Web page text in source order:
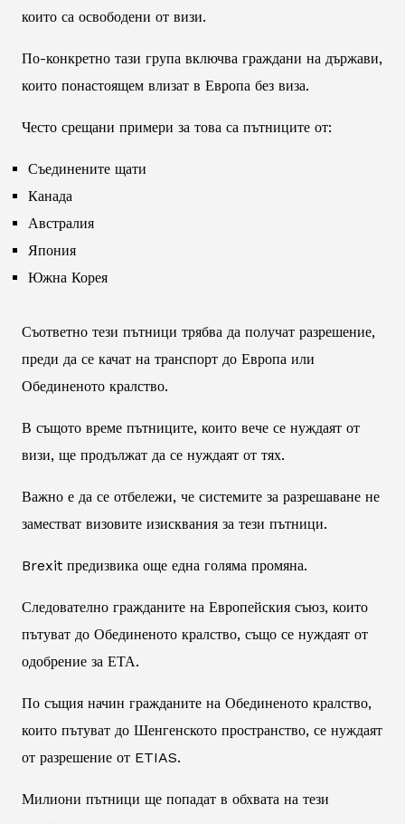
които са освободени от визи.
По-конкретно тази група включва граждани на държави,
които понастоящем влизат в Европа без виза.
Често срещани примери за това са пътниците от:
Съединените щати
Канада
Австралия
Япония
Южна Корея
Съответно тези пътници трябва да получат разрешение,
преди да се качат на транспорт до Европа или
Обединеното кралство.
В същото време пътниците, които вече се нуждаят от
визи, ще продължат да се нуждаят от тях.
Важно е да се отбележи, че системите за разрешаване не
заместват визовите изисквания за тези пътници.
Brexit предизвика още една голяма промяна.
Следователно гражданите на Европейския съюз, които
пътуват до Обединеното кралство, също се нуждаят от
одобрение за ЕТА.
По същия начин гражданите на Обединеното кралство,
които пътуват до Шенгенското пространство, се нуждаят
от разрешение от ETIAS.
Милиони пътници ще попадат в обхвата на тези